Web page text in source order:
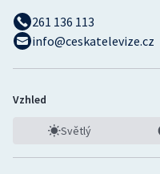
261 136 113
info@ceskatelevize.cz
Vzhled
Světlý